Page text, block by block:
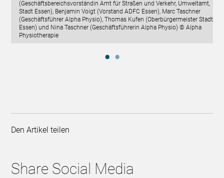
(Geschäftsbereichsvorständin Amt für Straßen und Verkehr, Umweltamt,
Stadt Essen), Benjamin Voigt (Vorstand ADFC Essen), Marc Taschner
(Geschäftsführer Alpha Physio), Thomas Kufen (Oberbürgermeister Stadt
Essen) und Nina Taschner (Geschäftsführerin Alpha Physio) © Alpha
Physiotherapie
Den Artikel teilen
Share Social Media